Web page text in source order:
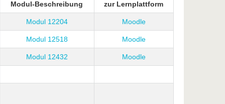
Modul-Beschreibung zur Lernplattform
Modul 12204 Moodle
Modul 12518 Moodle
Modul 12432 Moodle